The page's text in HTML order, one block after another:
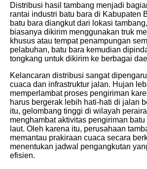
Distribusi hasil tambang menjadi
rantai industri batu bara di Kabupaten
batu bara diangkut dari lokasi
biasanya dikirim menggunakan truk
khusus atau tempat penampungan
pelabuhan, batu bara kemudian
tongkang untuk dikirim ke berbagai
Kelancaran distribusi sangat
cuaca dan infrastruktur jalan. Hujan
memperlambat proses pengiriman
harus bergerak lebih hati-hati di jalan
itu, gelombang tinggi di wilayah
menghambat aktivitas pengiriman
laut. Oleh karena itu, perusahaan
memantau prakiraan cuaca secara
menentukan jadwal pengangkutan
efisien.